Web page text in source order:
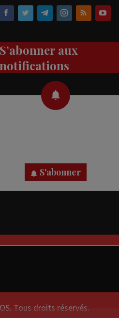
S’abonner aux
notifications
S'abonner
Tous droits réservés.